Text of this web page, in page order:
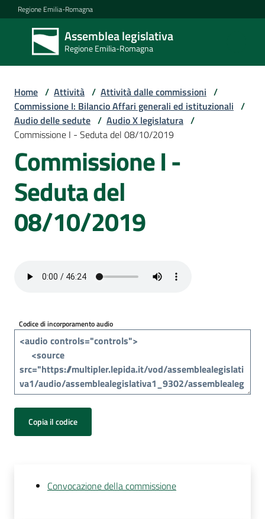
Vai al contenuto
Vai alla navigazione
Vai al footer
Regione Emilia-Romagna
Assemblea legislativa
Regione Emilia-Romagna
Assemblea
legislativa
Regione Emilia-
Assemblea
Attività
Argomenti
Per
cittadini
Home / Attività / Attività dalle commissioni /
Commissione I: Bilancio Affari generali ed istituzionali /
Audio delle sedute / Audio X legislatura /
Commissione I - Seduta del 08/10/2019
Commissione I -
Seduta del
08/10/2019
Codice di incorporamento audio
Copia il codice
Convocazione della commissione